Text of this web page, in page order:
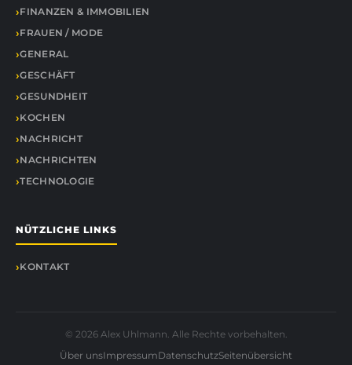
FINANZEN & IMMOBILIEN
FRAUEN / MODE
GENERAL
GESCHÄFT
GESUNDHEIT
KOCHEN
NACHRICHT
NACHRICHTEN
TECHNOLOGIE
NÜTZLICHE LINKS
KONTAKT
© 2026 Alex Uhlmann. Alle Rechte vorbehalten.
Über unsImpressumDatenschutzSeitenübersicht